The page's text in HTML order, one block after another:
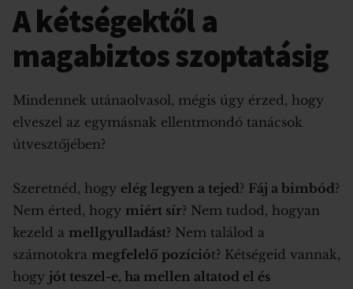
A kétségektől a
magabiztos szoptatásig
Mindennek utánaolvasol, mégis úgy érzed, hogy
elveszel az egymásnak ellentmondó tanácsok
útvesztőjében?
Szeretnéd, hogy elég legyen a tejed? Fáj a bimbód?
Nem érted, hogy miért sír? Nem tudod, hogyan
kezeld a mellgyulladást? Nem találod a
számotokra megfelelő pozíciót? Kétségeid vannak,
hogy jót teszel-e, ha mellen altatod el és